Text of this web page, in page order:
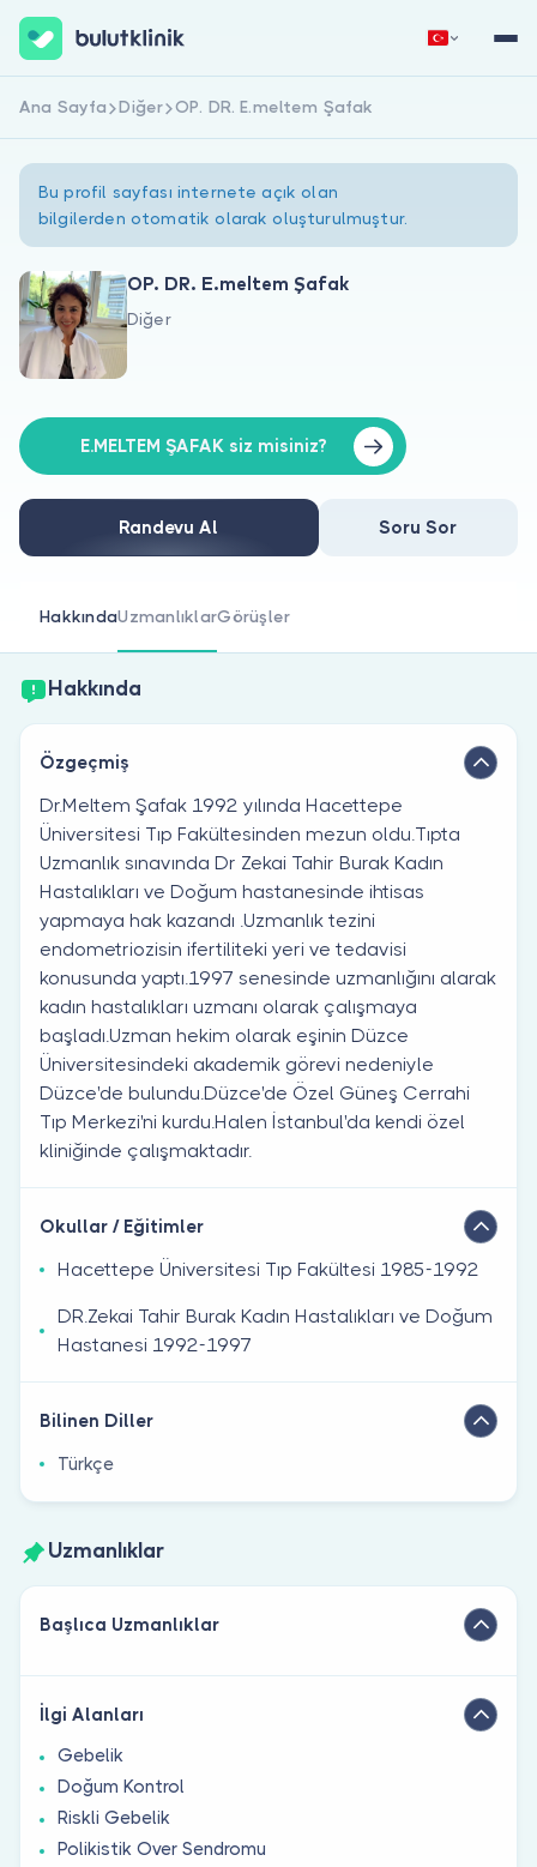
Hakkımızda
Doktorlar için
Doktor musunuz?
Hemen Kaydol Giriş Yap
Ana Sayfa Diğer OP. DR. E.meltem Şafak
Bu profil sayfası internete açık olan
bilgilerden otomatik olarak oluşturulmuştur.
OP. DR. E.meltem Şafak
Diğer
E.MELTEM ŞAFAK siz misiniz?
Randevu Al Soru Sor
HakkındaUzmanlıklarGörüşler
Hakkında
Özgeçmiş
Dr.Meltem Şafak 1992 yılında Hacettepe
Üniversitesi Tıp Fakültesinden mezun oldu.Tıpta
Uzmanlık sınavında Dr Zekai Tahir Burak Kadın
Hastalıkları ve Doğum hastanesinde ihtisas
yapmaya hak kazandı .Uzmanlık tezini
endometriozisin ifertiliteki yeri ve tedavisi
konusunda yaptı.1997 senesinde uzmanlığını alarak
kadın hastalıkları uzmanı olarak çalışmaya
başladı.Uzman hekim olarak eşinin Düzce
Üniversitesindeki akademik görevi nedeniyle
Düzce'de bulundu.Düzce'de Özel Güneş Cerrahi
Tıp Merkezi'ni kurdu.Halen İstanbul'da kendi özel
kliniğinde çalışmaktadır.
Okullar / Eğitimler
Hacettepe Üniversitesi Tıp Fakültesi 1985-1992
DR.Zekai Tahir Burak Kadın Hastalıkları ve Doğum
Hastanesi 1992-1997
Bilinen Diller
Türkçe
Uzmanlıklar
Başlıca Uzmanlıklar
İlgi Alanları
Gebelik
Doğum Kontrol
Riskli Gebelik
Polikistik Over Sendromu